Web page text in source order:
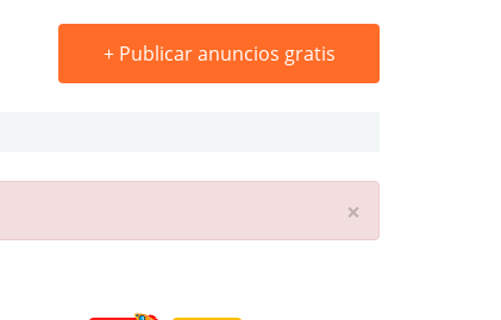
+Publicar anuncios gratis
×